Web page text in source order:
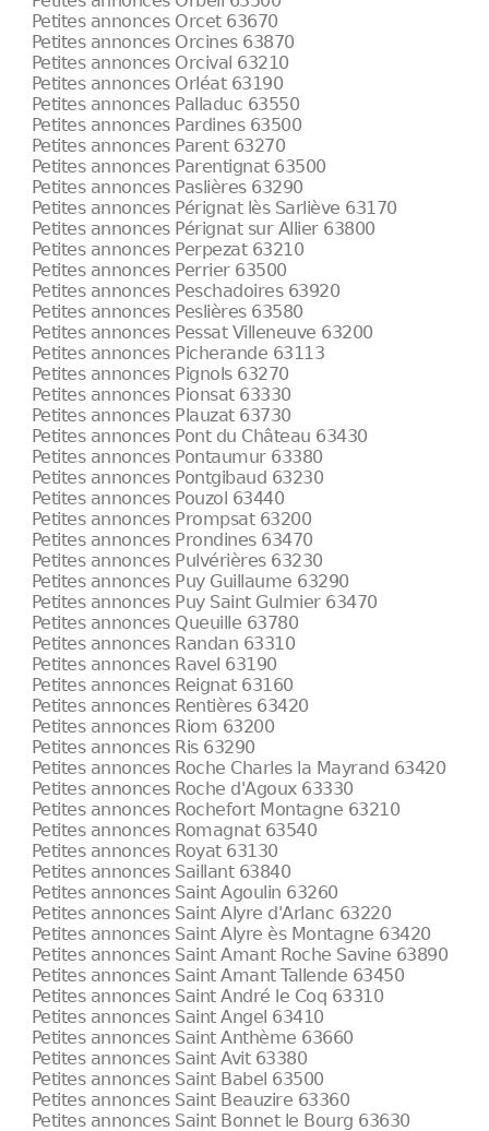
Petites annonces Orcet 63670
Petites annonces Orcines 63870
Petites annonces Orcival 63210
Petites annonces Orléat 63190
Petites annonces Palladuc 63550
Petites annonces Pardines 63500
Petites annonces Parent 63270
Petites annonces Parentignat 63500
Petites annonces Paslières 63290
Petites annonces Pérignat lès Sarliève 63170
Petites annonces Pérignat sur Allier 63800
Petites annonces Perpezat 63210
Petites annonces Perrier 63500
Petites annonces Peschadoires 63920
Petites annonces Peslières 63580
Petites annonces Pessat Villeneuve 63200
Petites annonces Picherande 63113
Petites annonces Pignols 63270
Petites annonces Pionsat 63330
Petites annonces Plauzat 63730
Petites annonces Pont du Château 63430
Petites annonces Pontaumur 63380
Petites annonces Pontgibaud 63230
Petites annonces Pouzol 63440
Petites annonces Prompsat 63200
Petites annonces Prondines 63470
Petites annonces Pulvérières 63230
Petites annonces Puy Guillaume 63290
Petites annonces Puy Saint Gulmier 63470
Petites annonces Queuille 63780
Petites annonces Randan 63310
Petites annonces Ravel 63190
Petites annonces Reignat 63160
Petites annonces Rentières 63420
Petites annonces Riom 63200
Petites annonces Ris 63290
Petites annonces Roche Charles la Mayrand 63420
Petites annonces Roche d'Agoux 63330
Petites annonces Rochefort Montagne 63210
Petites annonces Romagnat 63540
Petites annonces Royat 63130
Petites annonces Saillant 63840
Petites annonces Saint Agoulin 63260
Petites annonces Saint Alyre d'Arlanc 63220
Petites annonces Saint Alyre ès Montagne 63420
Petites annonces Saint Amant Roche Savine 63890
Petites annonces Saint Amant Tallende 63450
Petites annonces Saint André le Coq 63310
Petites annonces Saint Angel 63410
Petites annonces Saint Anthème 63660
Petites annonces Saint Avit 63380
Petites annonces Saint Babel 63500
Petites annonces Saint Beauzire 63360
Petites annonces Saint Bonnet le Bourg 63630